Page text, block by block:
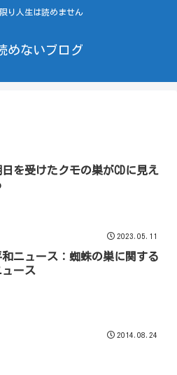
り人生は読めません
めないブログ
日を受けたクモの巣がCDに見え
2023.05.11
和ニュース：蜘蛛の巣に関する
ュース
2014.08.24